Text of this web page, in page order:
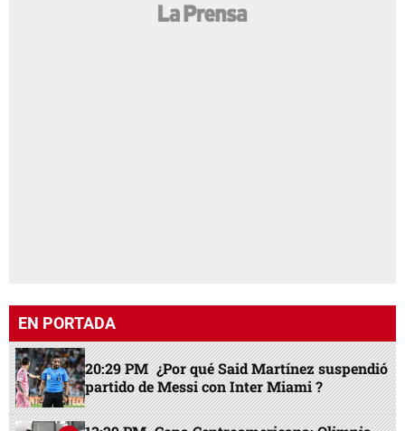
EN PORTADA
20:29 PM ¿Por qué Said Martínez suspendió
partido de Messi con Inter Miami ?